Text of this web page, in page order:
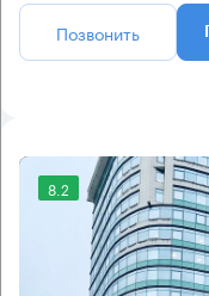
Позвонить
8.2